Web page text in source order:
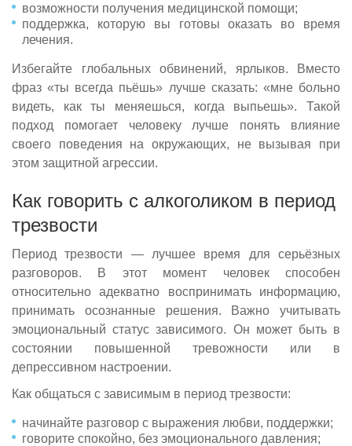
возможности получения медицинской помощи;
поддержка, которую вы готовы оказать во время
лечения.
Избегайте глобальных обвинений, ярлыков. Вместо
фраз «ты всегда пьёшь» лучше сказать: «мне больно
видеть, как ты меняешься, когда выпьешь». Такой
подход помогает человеку лучше понять влияние
своего поведения на окружающих, не вызывая при
этом защитной агрессии.
Как говорить с алкоголиком в период
трезвости
Период трезвости — лучшее время для серьёзных
разговоров. В этот момент человек способен
относительно адекватно воспринимать информацию,
принимать осознанные решения. Важно учитывать
эмоциональный статус зависимого. Он может быть в
состоянии повышенной тревожности или в
депрессивном настроении.
Как общаться с зависимым в период трезвости:
начинайте разговор с выражения любви, поддержки;
говорите спокойно, без эмоционального давления;